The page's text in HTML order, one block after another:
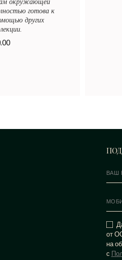
окружающей
готова к
других
от
на
с